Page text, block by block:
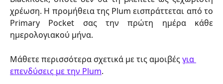
χρέωση. Η προμήθεια της Plum εισπράττεται από το
Primary Pocket σας την πρώτη ημέρα κάθε
ημερολογιακού μήνα.
Μάθετε περισσότερα σχετικά με τις αμοιβές για
επενδύσεις με την Plum.